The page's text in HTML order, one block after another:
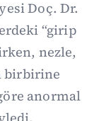
Doç. Dr.
“girip
nezle,
birbirine
anormal